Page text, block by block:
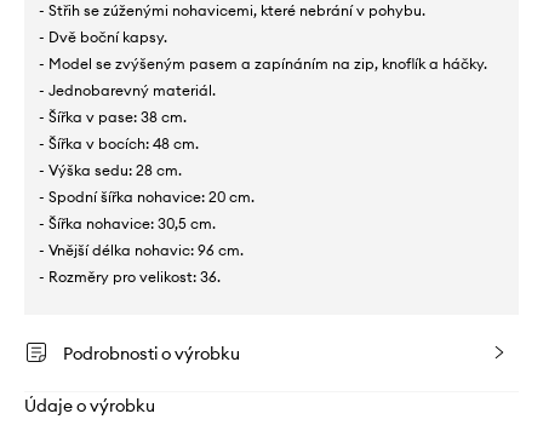
- Střih se zúženými nohavicemi, které nebrání v pohybu.
- Dvě boční kapsy.
- Model se zvýšeným pasem a zapínáním na zip, knoflík a háčky.
- Jednobarevný materiál.
- Šířka v pase: 38 cm.
- Šířka v bocích: 48 cm.
- Výška sedu: 28 cm.
- Spodní šířka nohavice: 20 cm.
- Šířka nohavice: 30,5 cm.
- Vnější délka nohavic: 96 cm.
- Rozměry pro velikost: 36.
Podrobnosti o výrobku
Údaje o výrobku